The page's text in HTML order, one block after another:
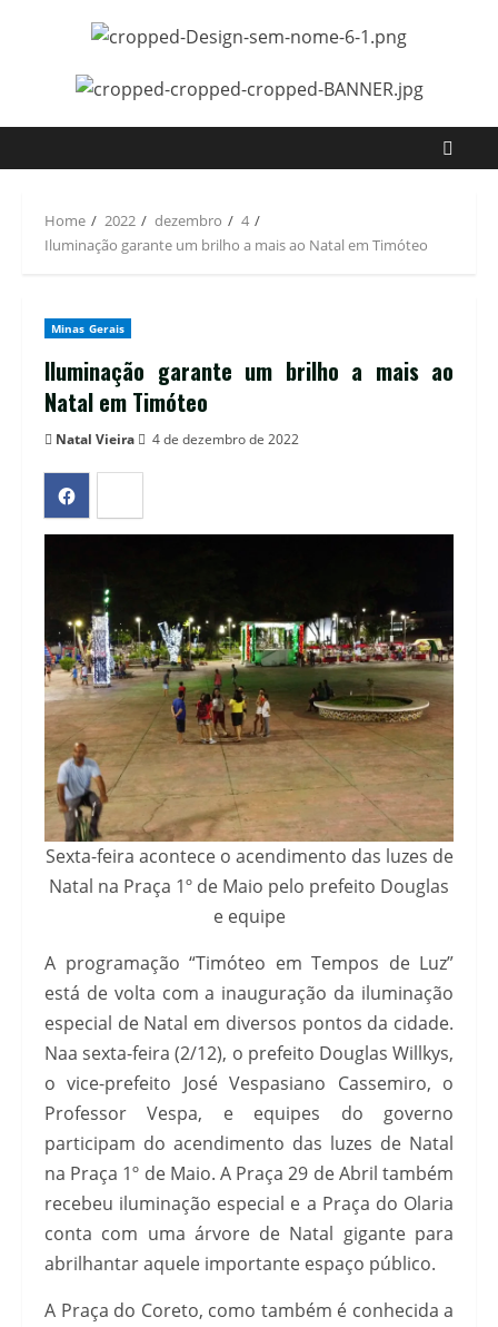
Home 2022 dezembro
4
Iluminação garante um brilho a mais ao Natal em Timóteo
Minas Gerais
Iluminação garante um brilho a mais ao
Natal em Timóteo
Natal Vieira 4 de dezembro de 2022
Sexta-feira acontece o acendimento das luzes de
Natal na Praça 1º de Maio pelo prefeito Douglas
e equipe
A programação “Timóteo em Tempos de Luz”
está de volta com a inauguração da iluminação
especial de Natal em diversos pontos da cidade.
Naa sexta-feira (2/12), o prefeito Douglas Willkys,
o vice-prefeito José Vespasiano Cassemiro, o
Professor Vespa, e equipes do governo
participam do acendimento das luzes de Natal
na Praça 1º de Maio. A Praça 29 de Abril também
recebeu iluminação especial e a Praça do Olaria
conta com uma árvore de Natal gigante para
abrilhantar aquele importante espaço público.
A Praça do Coreto, como também é conhecida a